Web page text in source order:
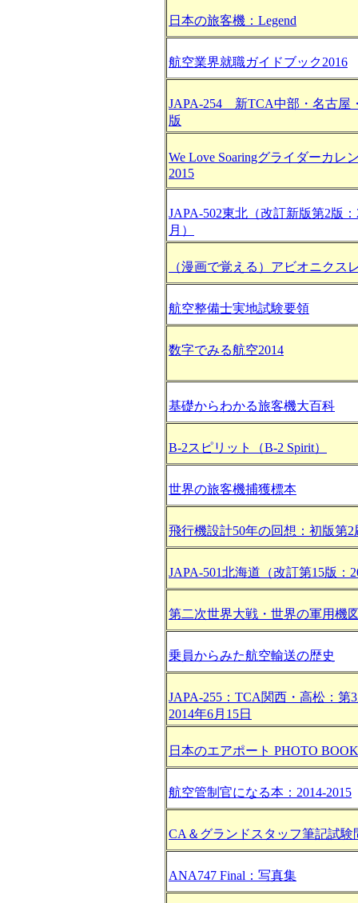
日本の旅客機：Legend
航空業界就職ガイドブック2016
JAPA-254 新TCA中部・名古屋
版
We Love Soaringグライダーカレ
2015
JAPA-502東北（改訂新版第2版：
月）
（漫画で覚える）アビオニクス
航空整備士実地試験要領
数字でみる航空2014
基礎からわかる旅客機大百科
B-2スピリット（B-2 Spirit）
世界の旅客機捕獲標本
飛行機設計50年の回想：初版第2
JAPA-501北海道（改訂第15版：
第二次世界大戦・世界の軍用機
乗員からみた航空輸送の歴史
JAPA-255：TCA関西・高松：第
2014年6月15日
日本のエアポート PHOTO BOOK
航空管制官になる本：2014-2015
CA＆グランドスタッフ筆記試験
ANA747 Final：写真集